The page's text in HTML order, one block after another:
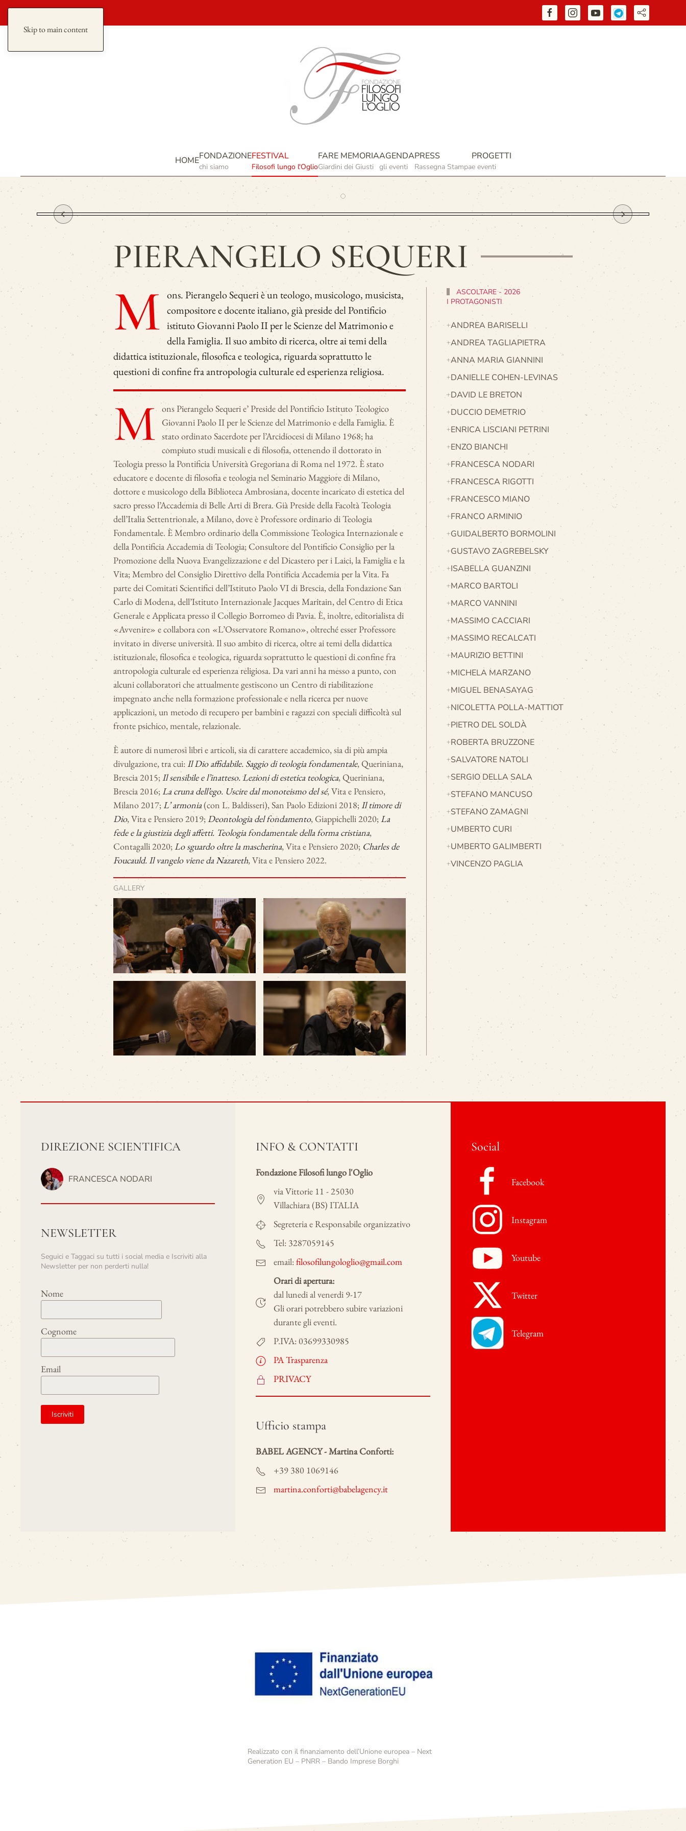
Skip to main content
HOMEFONDAZIONE
chi siamo
FESTIVAL
Filosofi lungo l'Oglio
FARE MEMORIA
Giardini dei Giusti
AGENDA
gli eventi
PRESS
Rassegna Stampa
PROGETTI
e eventi
PIERANGELO SEQUERI
M ons. Pierangelo Sequeri è un teologo, musicologo, musicista,
compositore e docente italiano, già preside del Pontificio
istituto Giovanni Paolo II per le Scienze del Matrimonio e
della Famiglia. Il suo ambito di ricerca, oltre ai temi della
didattica istituzionale, filosofica e teologica, riguarda soprattutto le
questioni di confine fra antropologia culturale ed esperienza religiosa.
M ons Pierangelo Sequeri e’ Preside del Pontificio Istituto Teologico
Giovanni Paolo II per le Scienze del Matrimonio e della Famiglia. È
stato ordinato Sacerdote per l’Arcidiocesi di Milano 1968; ha
compiuto studi musicali e di filosofia, ottenendo il dottorato in
Teologia presso la Pontificia Università Gregoriana di Roma nel 1972. È stato
educatore e docente di filosofia e teologia nel Seminario Maggiore di Milano,
dottore e musicologo della Biblioteca Ambrosiana, docente incaricato di estetica del
sacro presso l’Accademia di Belle Arti di Brera. Già Preside della Facoltà Teologia
dell’Italia Settentrionale, a Milano, dove è Professore ordinario di Teologia
Fondamentale. È Membro ordinario della Commissione Teologica Internazionale e
della Pontificia Accademia di Teologia; Consultore del Pontificio Consiglio per la
Promozione della Nuova Evangelizzazione e del Dicastero per i Laici, la Famiglia e la
Vita; Membro del Consiglio Direttivo della Pontificia Accademia per la Vita. Fa
parte dei Comitati Scientifici dell’Istituto Paolo VI di Brescia, della Fondazione San
Carlo di Modena, dell’Istituto Internazionale Jacques Maritain, del Centro di Etica
Generale e Applicata presso il Collegio Borromeo di Pavia. È, inoltre, editorialista di
«Avvenire» e collabora con «L’Osservatore Romano», oltreché esser Professore
invitato in diverse università. Il suo ambito di ricerca, oltre ai temi della didattica
istituzionale, filosofica e teologica, riguarda soprattutto le questioni di confine fra
antropologia culturale ed esperienza religiosa. Da vari anni ha messo a punto, con
alcuni collaboratori che attualmente gestiscono un Centro di riabilitazione
impegnato anche nella formazione professionale e nella ricerca per nuove
applicazioni, un metodo di recupero per bambini e ragazzi con speciali difficoltà sul
fronte psichico, mentale, relazionale.
È autore di numerosi libri e articoli, sia di carattere accademico, sia di più ampia
divulgazione, tra cui:Il Dio affidabile. Saggio di teologia fondamentale, Queriniana,
Brescia 2015;Il sensibile e l’inatteso. Lezioni di estetica teologica, Queriniana,
Brescia 2016;La cruna dell’ego. Uscire dal monoteismo del sé, Vita e Pensiero,
Milano 2017;L’ armonia(con L. Baldisseri), San Paolo Edizioni 2018;Il timore di
Dio, Vita e Pensiero 2019;Deontologia del fondamento, Giappichelli 2020;La
fede e la giustizia degli affetti. Teologia fondamentale della forma cristiana,
Contagalli 2020;Lo sguardo oltre la mascherina, Vita e Pensiero 2020; Charles de
Foucauld. Il vangelo viene da Nazareth, Vita e Pensiero 2022.
GALLERY
ASCOLTARE - 2026
I PROTAGONISTI
ANDREA BARISELLI
ANDREA TAGLIAPIETRA
ANNA MARIA GIANNINI
DANIELLE COHEN-LEVINAS
DAVID LE BRETON
DUCCIO DEMETRIO
ENRICA LISCIANI PETRINI
ENZO BIANCHI
FRANCESCA NODARI
FRANCESCA RIGOTTI
FRANCESCO MIANO
FRANCO ARMINIO
GUIDALBERTO BORMOLINI
GUSTAVO ZAGREBELSKY
ISABELLA GUANZINI
MARCO BARTOLI
MARCO VANNINI
MASSIMO CACCIARI
MASSIMO RECALCATI
MAURIZIO BETTINI
MICHELA MARZANO
MIGUEL BENASAYAG
NICOLETTA POLLA-MATTIOT
PIETRO DEL SOLDÀ
ROBERTA BRUZZONE
SALVATORE NATOLI
SERGIO DELLA SALA
STEFANO MANCUSO
STEFANO ZAMAGNI
UMBERTO CURI
UMBERTO GALIMBERTI
VINCENZO PAGLIA
DIREZIONE SCIENTIFICA
FRANCESCA NODARI
NEWSLETTER
Seguici e Taggaci su tutti i social media e Iscriviti alla
Newsletter per non perderti nulla!
Nome
Cognome
Email
INFO & CONTATTI
Fondazione Filosofi lungo l'Oglio
via Vittorie 11 - 25030
Villachiara (BS) ITALIA
Segreteria e Responsabile organizzativo
Tel: 3287059145
email:filosofilungologlio@gmail.com
Orari di apertura:
dal lunedi al venerdi 9-17
Gli orari potrebbero subire variazioni
durante gli eventi.
P.IVA: 03699330985
PA Trasparenza
PRIVACY
Ufficio stampa
BABEL AGENCY - Martina Conforti:
+39 380 1069146
martina.conforti@babelagency.it
Social
Facebook
Instagram
Youtube
Twitter
Telegram
Realizzato con il finanziamento dell’Unione europea – Next
Generation EU – PNRR – Bando Imprese Borghi